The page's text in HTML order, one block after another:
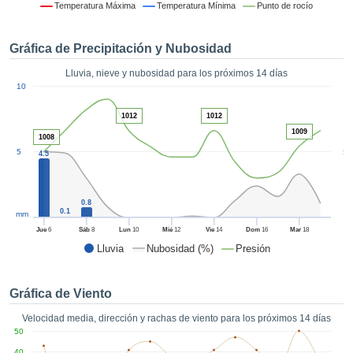
nuestra
el botón
a la
nuestros
así como
un perfil
para
y
CONTINUAR
CONFIGURACIÓN
Temperatura Máxima Temperatura Mínima Punto de rocío
Gráfica de Precipitación y Nubosidad
Lluvia, nieve y nubosidad para los próximos 14 días
Lluvia Nubosidad (%) Presión
50
Jue 6 Sáb8 Lun 10 Mié 12 Vie 14 Dom16 Mar18
5
10
mm
4.5
0.1
0.8
1008
1012
1012
1009
Gráfica de Viento
Velocidad media, dirección y rachas de viento para los próximos 14 días
50